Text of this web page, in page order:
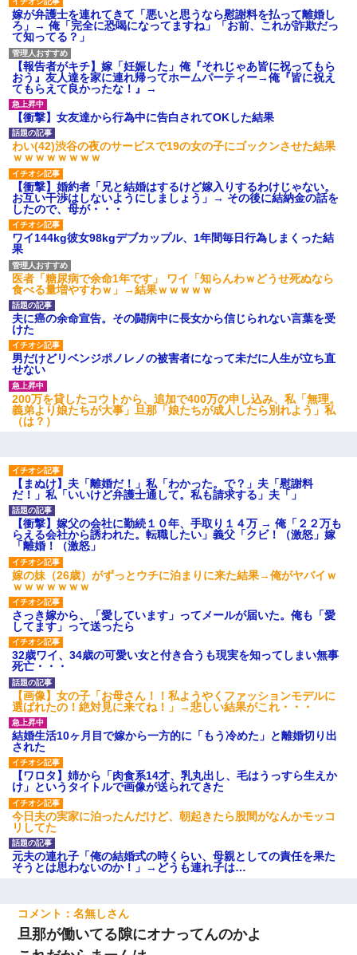
嫁が弁護士を連れてきて「悪いと思うなら慰謝料を払って離婚し
ろ」→ 俺「完全に恐喝になってますね」「お前、これが詐欺だっ
て知ってる？」
【報告者がキチ】嫁「妊娠した」俺『それじゃあ皆に祝ってもら
おう』友人達を家に連れ帰ってホームパーティー→俺『皆に祝え
てもらえて良かったな！』→
【衝撃】女友達から行為中に告白されてOKした結果
わい(42)渋谷の夜のサービスで19の女の子にゴックンさせた結果
ｗｗｗｗｗｗｗｗ
【衝撃】婚約者「兄と結婚はするけど嫁入りするわけじゃない。
お互い干渉はしないようにしましょう」→ その後に結納金の話を
したので、母が・・・
ワイ144kg彼女98kgデブカップル、1年間毎日行為しまくった結
果
医者「糖尿病で余命1年です」 ワイ「知らんわｗどうせ死ぬなら
食べる量増やすわｗ」→結果ｗｗｗｗｗ
夫に癌の余命宣告。その闘病中に長女から信じられない言葉を受
けた
男だけどリベンジポノレノの被害者になって未だに人生が立ち直
せない
200万を貸したコウトから、追加で400万の申し込み、私「無理。
義弟より娘たちが大事」旦那「娘たちが成人したら別れよう」私
（は？）
【まぬけ】夫「離婚だ！」私「わかった。で？」夫「慰謝料
だ！」私「いいけど弁護士通して。私も請求する」夫「」
【衝撃】嫁父の会社に勤続１０年、手取り１４万 → 俺「２２万も
らえる会社から誘われた。転職したい」義父「クビ！（激怒」嫁
「離婚！（激怒」
嫁の妹（26歳）がずっとウチに泊まりに来た結果→俺がヤバイｗ
ｗｗｗｗｗｗｗ
さっき嫁から、「愛しています」ってメールが届いた。俺も「愛
してます」って送ったら
32歳ワイ、34歳の可愛い女と付き合うも現実を知ってしまい無事
死亡・・・
【画像】女の子「お母さん！！私ようやくファッションモデルに
選ばれたの！絶対見に来てね！」→悲しい結果がこれ・・・
結婚生活10ヶ月目で嫁から一方的に「もう冷めた」と離婚切り出
された
【ワロタ】姉から「肉食系14才、乳丸出し、毛はうっすら生えか
け」というタイトルで画像が送られてきた
今日夫の実家に泊ったんだけど、朝起きたら股間がなんかモッコ
リしてた
元夫の連れ子「俺の結婚式の時くらい、母親としての責任を果た
そうとは思わないのか！」→どうも連れ子は…
名無し
旦那が働いてる隙にオナってんのかよ